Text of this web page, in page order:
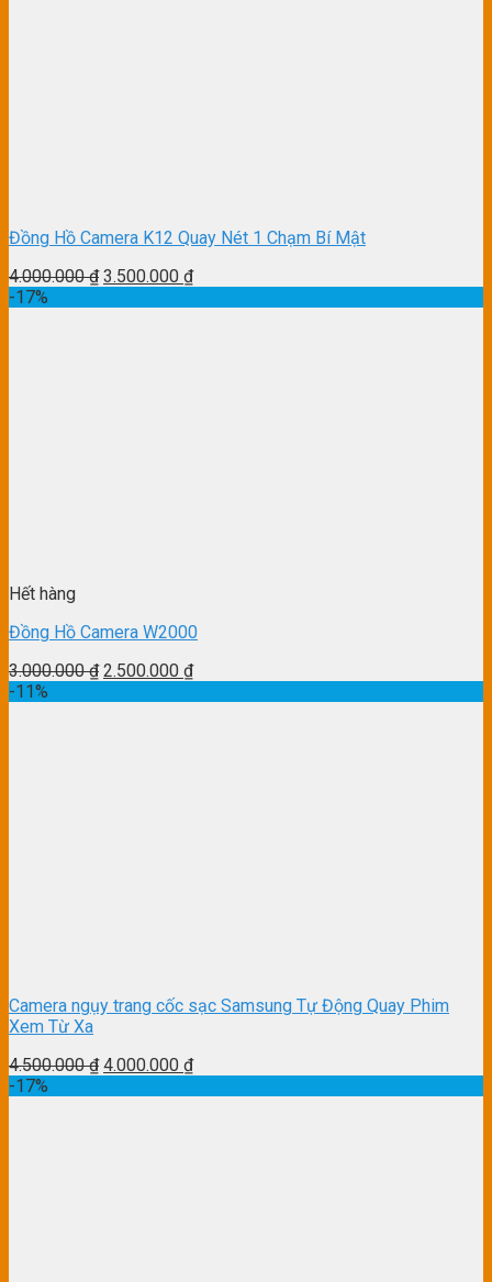
Đồng Hồ Camera K12 Quay Nét 1 Chạm Bí Mật
4.000.000₫ 3.500.000 ₫
-17%
Hết hàng
Đồng Hồ Camera W2000
3.000.000₫ 2.500.000 ₫
-11%
Camera ngụy trang cốc sạc Samsung Tự Động Quay Phim
Xem Từ Xa
4.500.000₫ 4.000.000 ₫
-17%